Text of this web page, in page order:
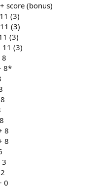
score (bonus)
(3)
(3)
(3)
11 (3)
8
8*
8
8
3
0